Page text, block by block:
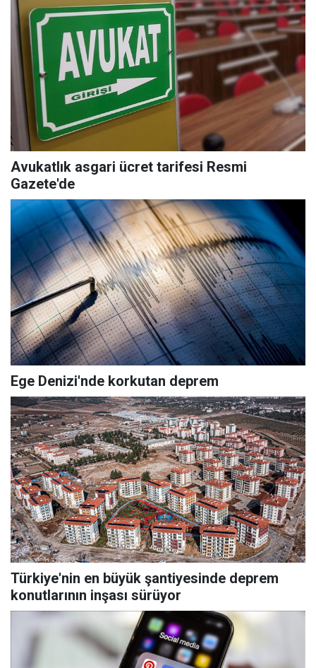
Avukatlık asgari ücret tarifesi Resmi
Gazete'de
Ege Denizi'nde korkutan deprem
Türkiye'nin en büyük şantiyesinde deprem
konutlarının inşası sürüyor